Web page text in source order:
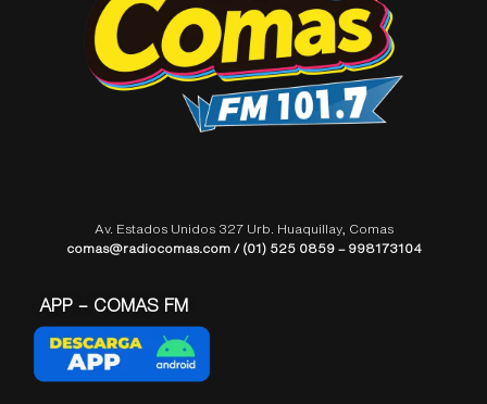
Av. Estados Unidos 327 Urb. Huaquillay, Comas
comas@radiocomas.com / (01) 525 0859 – 998173104
APP – COMAS FM